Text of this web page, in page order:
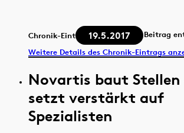
Chronik-Eintrag 19.5.2017
Beitrag
Weitere Details des Chronik-Eintrags
Novartis baut Stellen
setzt verstärkt auf
Spezialisten